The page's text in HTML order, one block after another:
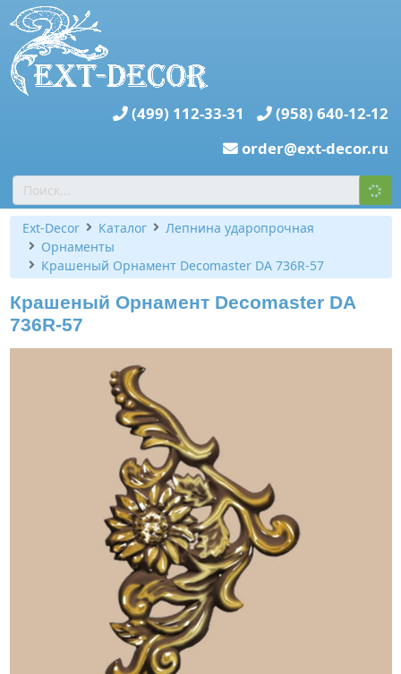
(499) 112-33-31
(958) 640-12-12
order@ext-decor.ru
Ext-Decor Каталог
Лепнина ударопрочная
Орнаменты
Крашеный Орнамент Decomaster DA 736R-57
Крашеный Орнамент Decomaster DA
736R-57